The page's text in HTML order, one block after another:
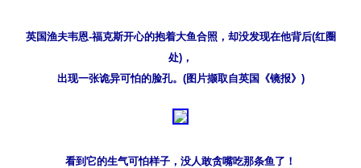
英国渔夫韦恩-福克斯开心的抱着大鱼合照，却没发现在他背后(红圈
处)，
出现一张诡异可怕的脸孔。(图片撷取自英国《镜报》)
看到它的生气可怕样子，没人敢贪嘴吃那条鱼了！